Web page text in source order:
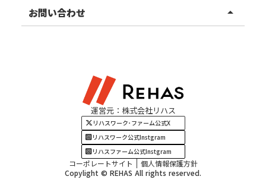
甲信越エリア
四国・九州エリア
ご利用者様の声
お知らせ
お問い合わせ arrow_drop_up
運営元：株式会社リハス
リハスワーク･ファーム公式X
リハスワーク公式Instgram
リハスファーム公式Instgram
コーポレートサイト
個人情報保護方針
Copylight © REHAS All rights reserved.